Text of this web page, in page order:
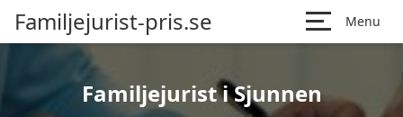
Familjejurist-pris.se Menu
Familjejurist i Sjunnen